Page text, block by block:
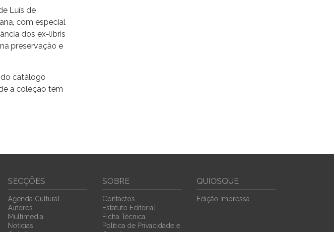
Luís de
com especial
dos ex-libris
preservação e
catálogo
a coleção tem
SECÇÕES
Agenda Cultural
Autores
Multimedia
Noticias
SOBRE
Contactos
Estatuto Editorial
Ficha Técnica
Política de Privacidade e
QUIOSQUE
Edição Impressa